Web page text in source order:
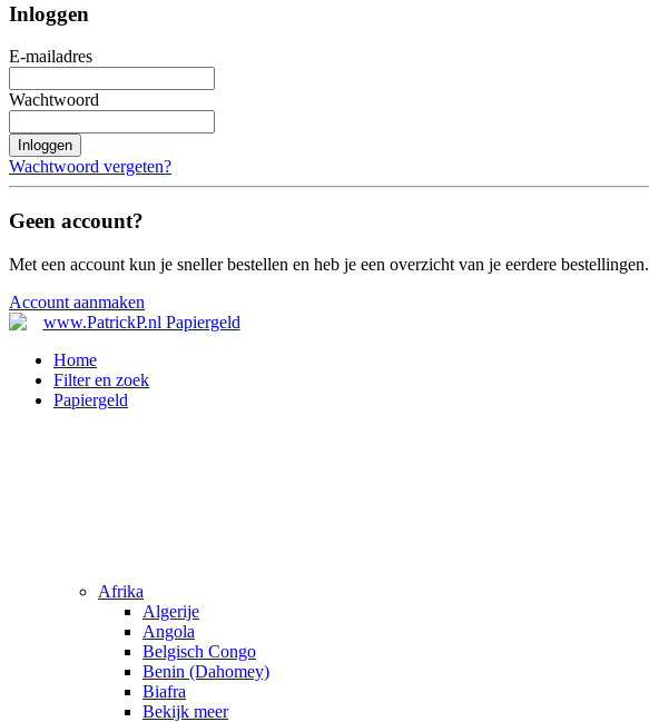
Inloggen
E-mailadres
Wachtwoord
Inloggen
Wachtwoord vergeten?
Geen account?
Met een account kun je sneller bestellen en heb je een overzicht van je eerdere bestellingen.
Account aanmaken
Home
Filter en zoek
Papiergeld
Afrika
Algerije
Angola
Belgisch Congo
Benin (Dahomey)
Biafra
Bekijk meer